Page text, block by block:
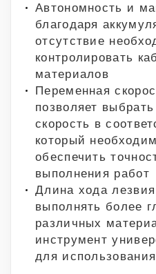
Автономность и
благодаря
отсутствие
контролировать
материалов
Переменная
позволяет
скорость в
который
обеспечить
выполнения работ
Длина хода
выполнять более
различных
инструмент
для использования